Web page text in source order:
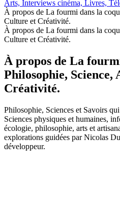
Arts, Interviews cinéma, Livres,
À propos de La fourmi dans la
Culture et Créativité.
À propos de La fourmi dans la
Culture et Créativité.
À propos de La
Philosophie,
Créativité.
Philosophie, Sciences et Savoirs
Sciences physiques et humaines,
écologie, philosophie, arts et
explorations guidées par Nicolas
développeur.